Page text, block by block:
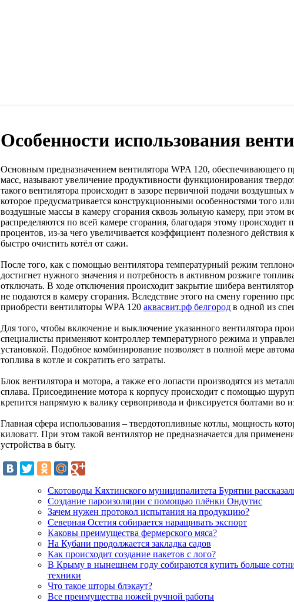
Особенности использования
Основным предназначением вентилятора WPA 120, обеспечивающего
масс, называют увеличение продуктивности функционирования
такого вентилятора происходит в зазоре первичной подачи воздушных
которое предусматривается конструкционными особенностями того
воздушные массы в камеру сгорания сквозь зольную камеру, при этом
распределяются по всей камере сгорания, благодаря этому происходит
процентов, из-за чего увеличивается коэффициент полезного действия
быстро очистить котёл от сажи.
После того, как с помощью вентилятора температурный режим
достигнет нужного значения и потребность в активном розжиге
отключать. В ходе отключения происходит закрытие шибера
не подаются в камеру сгорания. Вследствие этого на смену горению
приобрести вентиляторы WPA 120 аквасвит.рф белгород в одной из
Для того, чтобы включение и выключение указанного вентилятора
специалисты применяют контроллер температурного режима и
установкой. Подобное комбинирование позволяет в полной мере
топлива в котле и сократить его затраты.
Блок вентилятора и мотора, а также его лопасти производятся из
сплава. Присоединение мотора к корпусу происходит с помощью
крепится напрямую к валику сервопривода и фиксируется болтами во
Главная сфера использования – твердотопливные котлы, мощность
киловатт. При этом такой вентилятор не предназначается для
устройства в быту.
Скотоводы Кяхтинского муниципалитета Бурятии
Создание пароизоляции с помощью плёнки Ондутис
Зачем нужен протокол испытания на продукцию?
Северная Осетия собирается наращивать экспорт
Каковы преимущества фермерского мяса?
На Кубани продолжается закладка садов
Как происходит создание пакетов с лого?
В Крыму в нынешнем году собираются купить больше сотни
техники
Что такое шторы блэкаут?
Все преимущества ножей ручной работы